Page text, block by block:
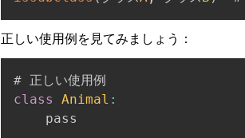
正しい使用例を見てみましょう：
class
Animal :
    pass